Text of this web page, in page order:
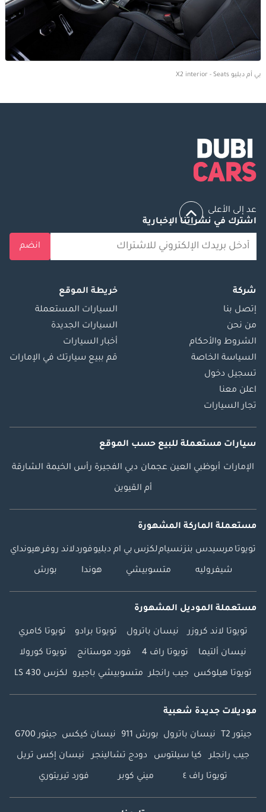
بي أم دبليو X2 interior - Seats
عد إلى الأعلى
اشترك في نشراتنا الإخبارية
انضم
شركة
إتصل بنا
من نحن
الشروط والأحكام
السياسة الخاصة
تسجيل دخول
اعلن معنا
تجار السيارات
خريطة الموقع
السيارات المستعملة
السيارات الجديدة
أخبار السيارات
قم ببيع سيارتك في الإمارات
سيارات مستعملة للبيع حسب الموقع
الإمارات أبوظبي العين عجمان دبي الفجيرة رأس الخيمة الشارقة
أم القيوين
مستعملة الماركة المشهورة
تويوتا مرسيدس بنزنسياملكزس بي ام دبليوفوردلاند روفرهيونداي
شيفروليه متسوبيشي هوندا بورش
مستعملة الموديل المشهورة
تويوتا لاند كروزر نيسان باترول تويوتا برادو تويوتا كامري
نيسان ألتيما تويوتا راف 4 فورد موستانج تويوتا كورولا
تويوتا هيلوكس جيب رانجلر متسوبيشي باجيرو لكزس LS 430
موديلات جديدة شعبية
جيتور T2 نيسان باترول بورش 911 نيسان كيكس جيتور G700
جيب رانجلر كيا سيلتوس دودج تشالينجر نيسان إكس تريل
تويوتا راف ٤ ميني كوبر فورد تيريتوري